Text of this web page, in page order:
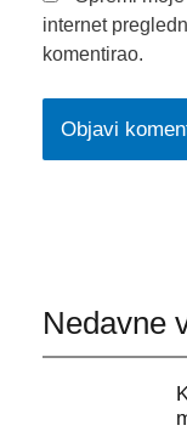
internet
komentirao.
Nedavne